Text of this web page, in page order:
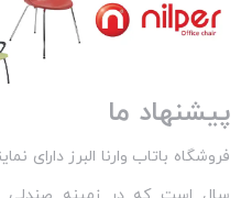
پیشنهاد ما